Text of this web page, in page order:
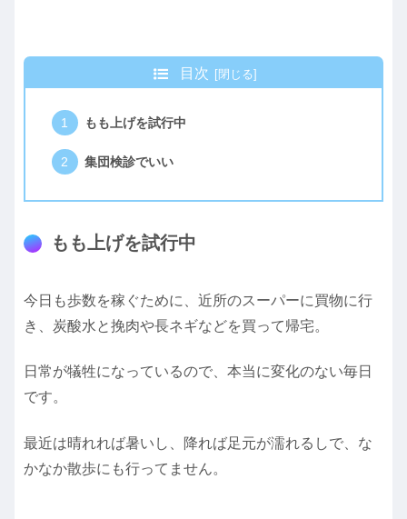
目次
もも上げを試行中
集団検診でいい
もも上げを試行中
今日も歩数を稼ぐために、近所のスーパーに買物に行
き、炭酸水と挽肉や長ネギなどを買って帰宅。
日常が犠牲になっているので、本当に変化のない毎日
です。
最近は晴れれば暑いし、降れば足元が濡れるしで、な
かなか散歩にも行ってません。